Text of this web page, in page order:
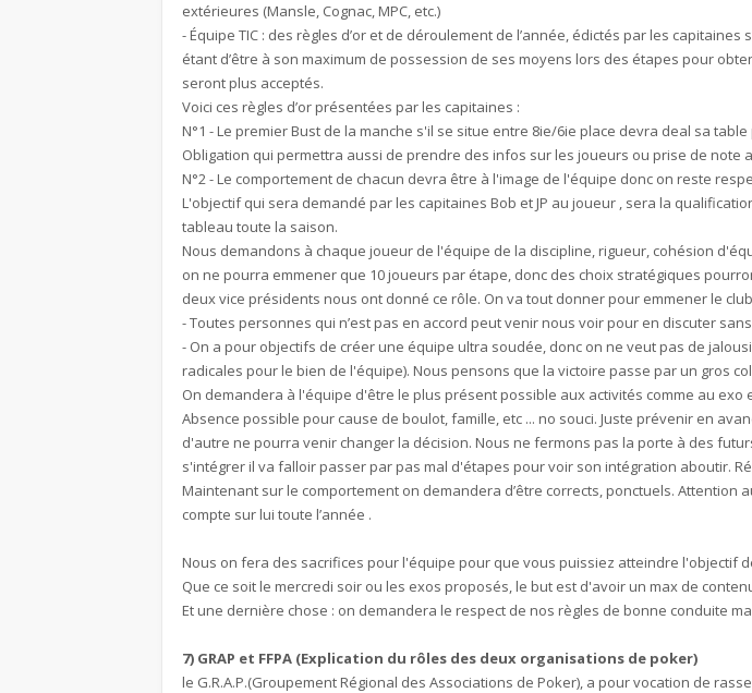
extérieures (Mansle, Cognac, MPC, etc.)
- Équipe TIC : des règles d’or et de déroulement de l’année, édictés par les
étant d’être à son maximum de possession de ses moyens lors des étapes pour
seront plus acceptés.
Voici ces règles d’or présentées par les capitaines :
N°1 - Le premier Bust de la manche s'il se situe entre 8ie/6ie place devra deal sa table
Obligation qui permettra aussi de prendre des infos sur les joueurs ou prise de note
N°2 - Le comportement de chacun devra être à l'image de l'équipe donc on reste
L'objectif qui sera demandé par les capitaines Bob et JP au joueur , sera la
tableau toute la saison.
Nous demandons à chaque joueur de l'équipe de la discipline, rigueur, cohésion
on ne pourra emmener que 10 joueurs par étape, donc des choix stratégiques pourront
deux vice présidents nous ont donné ce rôle. On va tout donner pour emmener le
- Toutes personnes qui n’est pas en accord peut venir nous voir pour en discuter
- On a pour objectifs de créer une équipe ultra soudée, donc on ne veut pas de
radicales pour le bien de l'équipe). Nous pensons que la victoire passe par un gros
On demandera à l'équipe d'être le plus présent possible aux activités comme au
Absence possible pour cause de boulot, famille, etc ... no souci. Juste prévenir en
d'autre ne pourra venir changer la décision. Nous ne fermons pas la porte à des
s'intégrer il va falloir passer par pas mal d'étapes pour voir son intégration aboutir.
Maintenant sur le comportement on demandera d’être corrects, ponctuels. Attention
compte sur lui toute l’année .
Nous on fera des sacrifices pour l'équipe pour que vous puissiez atteindre l'objectif
Que ce soit le mercredi soir ou les exos proposés, le but est d'avoir un max de
Et une dernière chose : on demandera le respect de nos règles de bonne conduite
7) GRAP et FFPA (Explication du rôles des deux organisations de poker)
le G.R.A.P.(Groupement Régional des Associations de Poker), a pour vocation de